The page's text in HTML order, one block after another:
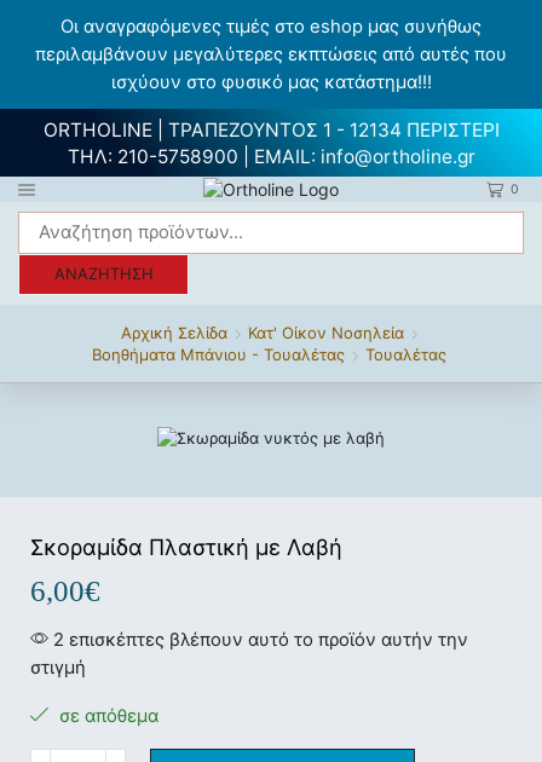
Οι αναγραφόμενες τιμές στο eshop μας συνήθως
περιλαμβάνουν μεγαλύτερες εκπτώσεις από αυτές που
ισχύουν στο φυσικό μας κατάστημα!!!
ORTHOLINE | ΤΡΑΠΕΖΟΥΝΤΟΣ 1 - 12134 ΠΕΡΙΣΤΕΡΙ
ΤΗΛ: 210-5758900 | EMAIL: info@ortholine.gr
0
ΑΝΑΖΉΤΗΣΗ
Αρχική Σελίδα
Κατ' Οίκον Νοσηλεία
Βοηθήματα Μπάνιου - Τουαλέτας
Τουαλέτας
Σκοραμίδα Πλαστική με Λαβή
6,00€
2 επισκέπτες βλέπουν αυτό το προϊόν αυτήν την
στιγμή
σε απόθεμα